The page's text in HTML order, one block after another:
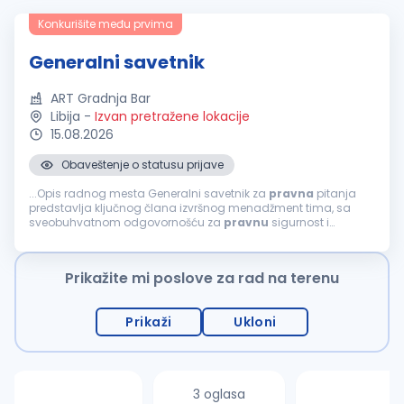
Konkurišite među prvima
Generalni savetnik
ART Gradnja Bar
Libija - Izvan pretražene lokacije
15.08.2026
Obaveštenje o statusu prijave
...Opis radnog mesta Generalni savetnik za pravna pitanja
predstavlja ključnog člana izvršnog menadžment tima, sa
sveobuhvatnom odgovornošću za pravnu sigurnost i
poslovima, ova pozicija ima...
Prikažite mi poslove za rad na terenu
Prikaži Ukloni
3 oglasa